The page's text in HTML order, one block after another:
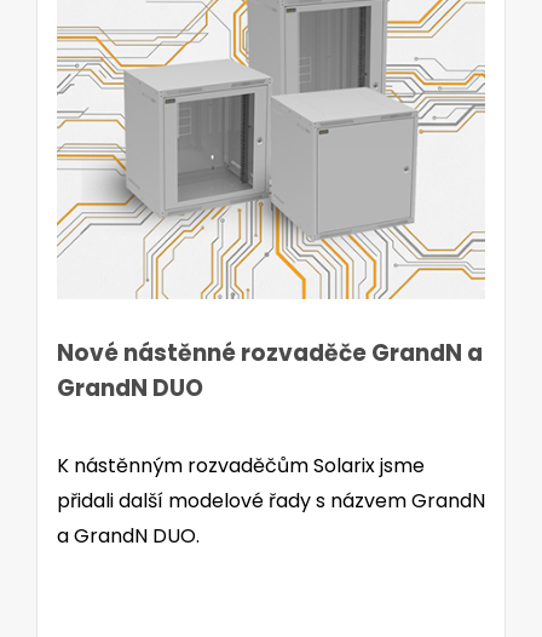
Nové nástěnné rozvaděče GrandN a
GrandN DUO
K nástěnným rozvaděčům Solarix jsme
přidali další modelové řady s názvem GrandN
a GrandN DUO.